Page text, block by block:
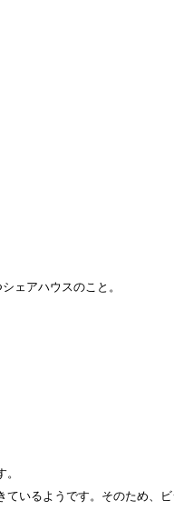
ェアハウスのこと。
ているようです。そのため、